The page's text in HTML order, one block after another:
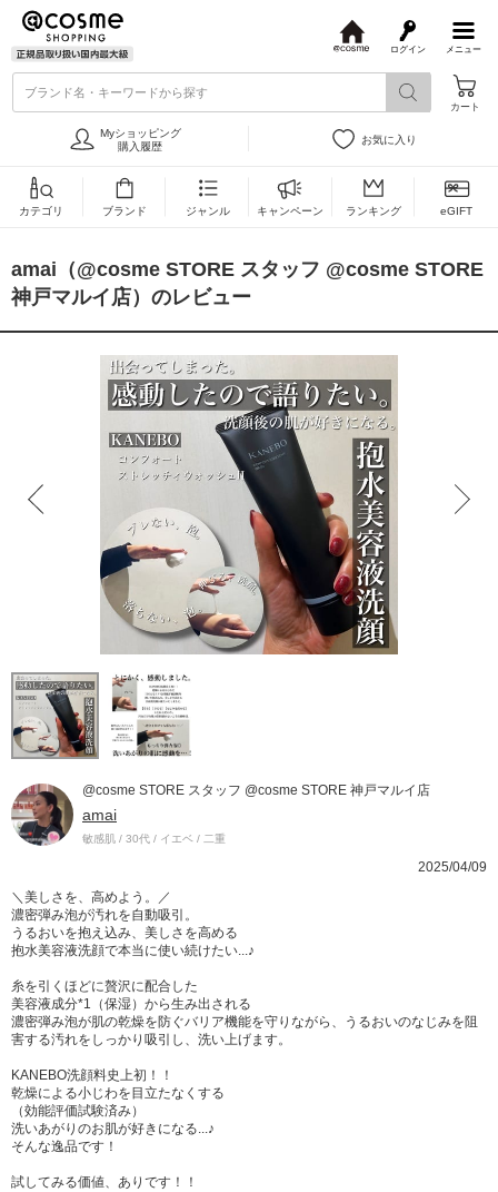
メニュー
ログイン
s
ブランド名・キーワードから探す
カート
Myショッピング
購入履歴
お気に入り
カテゴリ ブランド ジャンル キャンペーン ランキング eGIFT
amai（@cosme STORE スタッフ @cosme STORE
神戸マルイ店）のレビュー
@cosme STORE スタッフ @cosme STORE 神戸マルイ店
amai
敏感肌 / 30代 / イエベ / 二重
2025/04/09
＼美しさを、高めよう。／
濃密弾み泡が汚れを自動吸引。
うるおいを抱え込み、美しさを高める
抱水美容液洗顔で本当に使い続けたい...♪
糸を引くほどに贅沢に配合した
美容液成分*1（保湿）から生み出される
濃密弾み泡が肌の乾燥を防ぐバリア機能を守りながら、うるおいのなじみを阻
害する汚れをしっかり吸引し、洗い上げます。
KANEBO洗顔料史上初！！
乾燥による小じわを目立たなくする
（効能評価試験済み）
洗いあがりのお肌が好きになる...♪
そんな逸品です！
試してみる価値、ありです！！